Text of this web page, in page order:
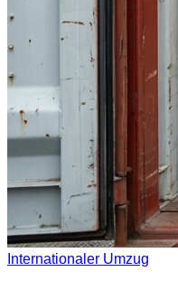
Internationaler Umzug